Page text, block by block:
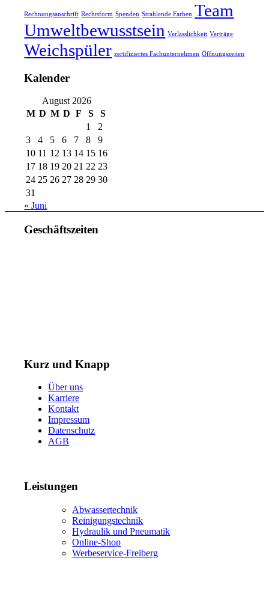
Rechnungsanschrift Rechtsform Spenden Strahlende Farben Team
Umweltbewusstsein Verlässlichkeit Verträge
Weichspüler zertifiziertes Fachunternehmen Öffnungszeiten
Kalender
August 2026
M D M D F S
S
1
2
3
4 5 6 7 8
9
10 11 12 13 14 15 16
17 18 19 20 21 22 23
24 25 26 27 28 29 30
31
« Juni
Geschäftszeiten
Kurz und Knapp
Über uns
Karriere
Kontakt
Impressum
Datenschutz
AGB
Leistungen
Abwassertechnik
Reinigungstechnik
Hydraulik und Pneumatik
Online-Shop
Werbeservice-Freiberg